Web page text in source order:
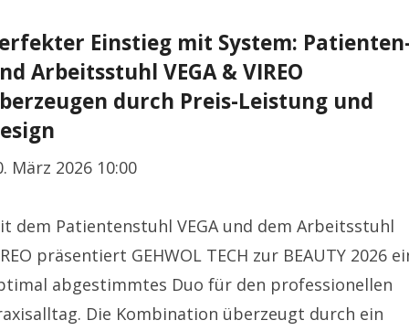
Einstieg mit System:
Arbeitsstuhl VEGA & VIREO
durch Preis-Leistung und
März 2026 10:00
dem Patientenstuhl VEGA und dem Arbeitsstuhl
präsentiert GEHWOL TECH zur BEAUTY 2026
abgestimmtes Duo für den professionellen
Die Kombination überzeugt durch ein